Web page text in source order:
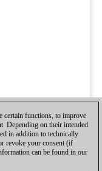
certain functions, to improve
Depending on their intended
in addition to technically
revoke your consent (if
can be found in our